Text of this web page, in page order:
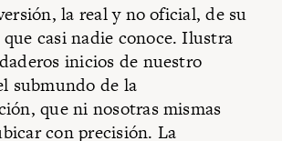
la real y no oficial, de su
casi nadie conoce. Ilustra
inicios de nuestro
submundo de la
que ni nosotras mismas
con precisión. La